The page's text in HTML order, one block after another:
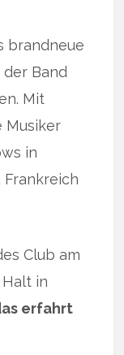
brandneue
der Band
Mit
Musiker
in
Frankreich
Club am
in
erfahrt